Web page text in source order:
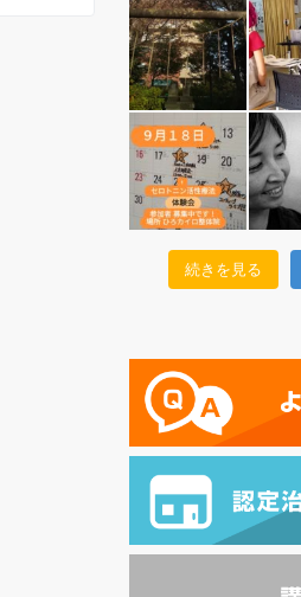
続きを見る